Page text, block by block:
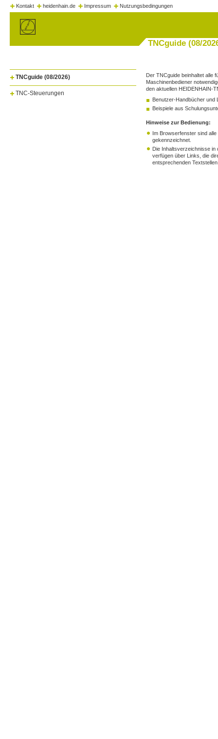
Kontakt heidenhain.de Impressum Nutzungsbedingungen
TNCguide (08/
TNCguide (08/2026)
TNC-Steuerungen
Der TNCguide beinhaltet alle
Maschinenbediener
den aktuellen HEIDENHAIN-
Benutzer-Handbücher und
Beispiele aus
Hinweise zur Bedienung:
Im Browserfenster sind
gekennzeichnet.
Die Inhaltsverzeichnisse in
verfügen über Links, die
entsprechenden